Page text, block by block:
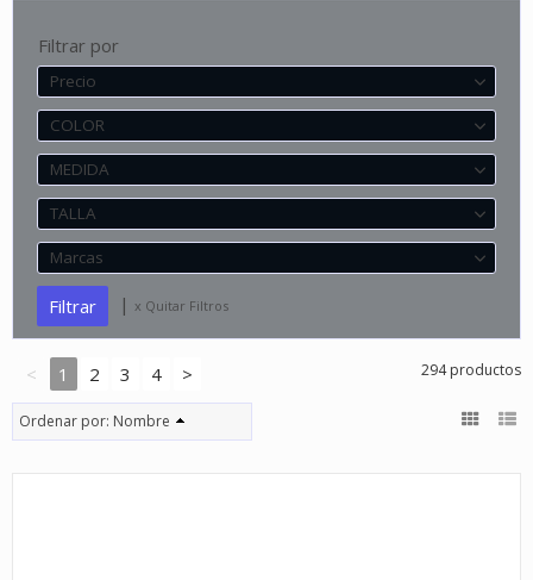
Filtrar por
Precio
COLOR
MEDIDA
TALLA
Marcas
| x Quitar Filtros
< 1 2 3 4 > 294 productos
Ordenar por: Nombre